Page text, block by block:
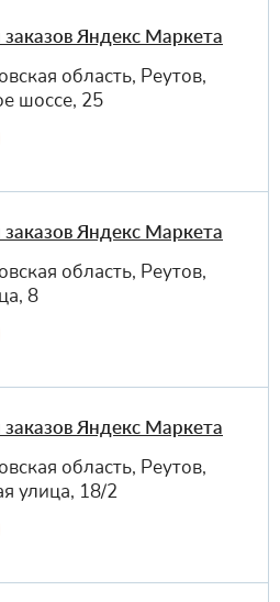
Яндекс Маркета
область, Реутов,
шоссе, 25
Яндекс Маркета
область, Реутов,
8
Яндекс Маркета
область, Реутов,
улица, 18/2